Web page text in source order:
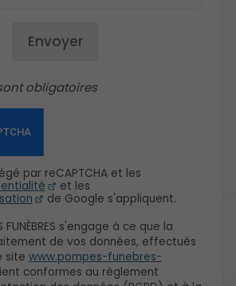
Envoyer
obligatoires
par reCAPTCHA et les
et les
de Google s'appliquent.
FUNÈBRES s'engage à ce que la
de vos données, effectués
site www.pompes-funebres-
conformes au règlement